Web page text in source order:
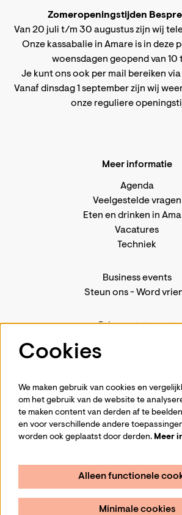
Zomeropeningstijden
Van 20 juli t/m 30 augustus zijn wij
Onze kassabalie in Amare is in deze
woensdagen geopend van 10
Je kunt ons ook per mail bereiken via
Vanaf dinsdag 1 september zijn wij
onze reguliere
Meer informatie
Agenda
Veelgestelde vragen
Eten en drinken in
Vacatures
Techniek
Business events
Steun ons-Word
Privacystatement
Volg ons
Schrijf je in voor de
Aanmelden
Cookies
We maken gebruik van cookies en
om het gebruik van de website te
te maken content van derden af te
en voor verschillende andere
worden ook geplaatst door derden. Meer
Alleen functionele
Minimale cookies